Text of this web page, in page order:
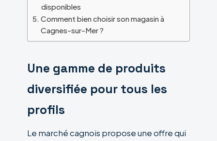
disponibles
Comment bien choisir son magasin à
Cagnes-sur-Mer ?
Une gamme de produits
diversifiée pour tous les
profils
Le marché cagnois propose une offre qui